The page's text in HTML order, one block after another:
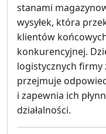
stanami
wysyłek, która
klientów
konkurencyjnej.
logistycznych
przejmuje
i zapewnia ich
działalności.